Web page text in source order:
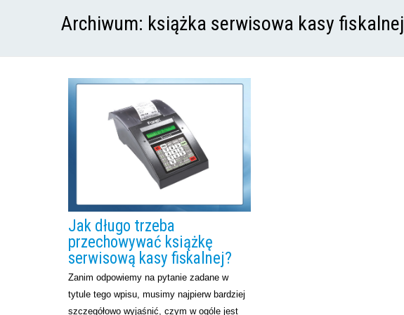
Archiwum: książka serwisowa kasy fiskalnej
Jak długo trzeba
przechowywać książkę
serwisową kasy fiskalnej?
Zanim odpowiemy na pytanie zadane w
tytule tego wpisu, musimy najpierw bardziej
szczegółowo wyjaśnić, czym w ogóle jest